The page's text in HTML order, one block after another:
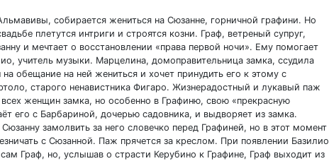
собирается жениться на Сюзанне, горничной графини. Но
плетутся интриги и строятся козни. Граф, ветреный супруг,
и мечтает о восстановлении «права первой ночи». Ему помогает
учитель музыки. Марцелина, домоправительница замка, ссудила
обещание на ней жениться и хочет принудить его к этому с
старого ненавистника Фигаро. Жизнерадостный и лукавый паж
женщин замка, но особенно в Графиню, свою «прекрасную
его с Барбариной, дочерью садовника, и выдворяет из замка.
замолвить за него словечко перед Графиней, но в этот момент
с Сюзанной. Паж прячется за креслом. При появлении Базилио
Граф, но, услышав о страсти Керубино к Графине, Граф выходит из